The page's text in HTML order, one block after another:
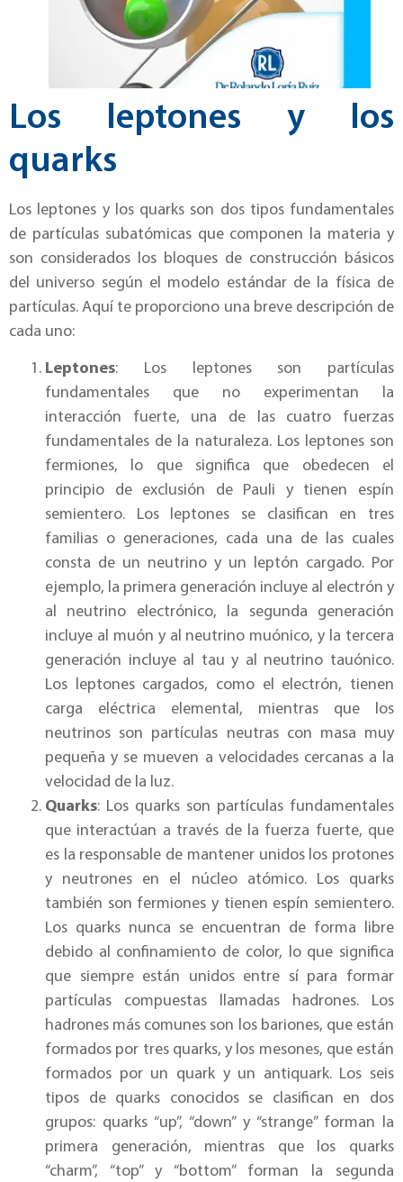
Los leptones y los
quarks
Los leptones y los quarks son dos tipos fundamentales
de partículas subatómicas que componen la materia y
son considerados los bloques de construcción básicos
del universo según el modelo estándar de la física de
partículas. Aquí te proporciono una breve descripción de
cada uno:
Leptones: Los leptones son partículas
fundamentales que no experimentan la
interacción fuerte, una de las cuatro fuerzas
fundamentales de la naturaleza. Los leptones son
fermiones, lo que significa que obedecen el
principio de exclusión de Pauli y tienen espín
semientero. Los leptones se clasifican en tres
familias o generaciones, cada una de las cuales
consta de un neutrino y un leptón cargado. Por
ejemplo, la primera generación incluye al electrón y
al neutrino electrónico, la segunda generación
incluye al muón y al neutrino muónico, y la tercera
generación incluye al tau y al neutrino tauónico.
Los leptones cargados, como el electrón, tienen
carga eléctrica elemental, mientras que los
neutrinos son partículas neutras con masa muy
pequeña y se mueven a velocidades cercanas a la
velocidad de la luz.
Quarks: Los quarks son partículas fundamentales
que interactúan a través de la fuerza fuerte, que
es la responsable de mantener unidos los protones
y neutrones en el núcleo atómico. Los quarks
también son fermiones y tienen espín semientero.
Los quarks nunca se encuentran de forma libre
debido al confinamiento de color, lo que significa
que siempre están unidos entre sí para formar
partículas compuestas llamadas hadrones. Los
hadrones más comunes son los bariones, que están
formados por tres quarks, y los mesones, que están
formados por un quark y un antiquark. Los seis
tipos de quarks conocidos se clasifican en dos
grupos: quarks “up”, “down” y “strange” forman la
primera generación, mientras que los quarks
“charm”, “top” y “bottom” forman la segunda